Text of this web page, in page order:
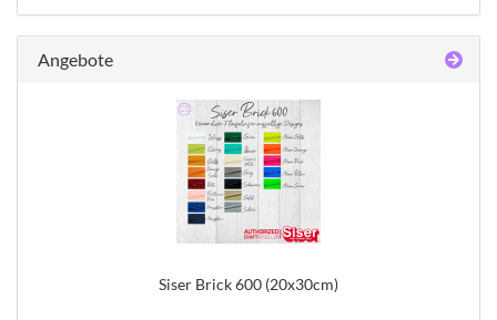
Angebote
Siser Brick 600 (20x30cm)